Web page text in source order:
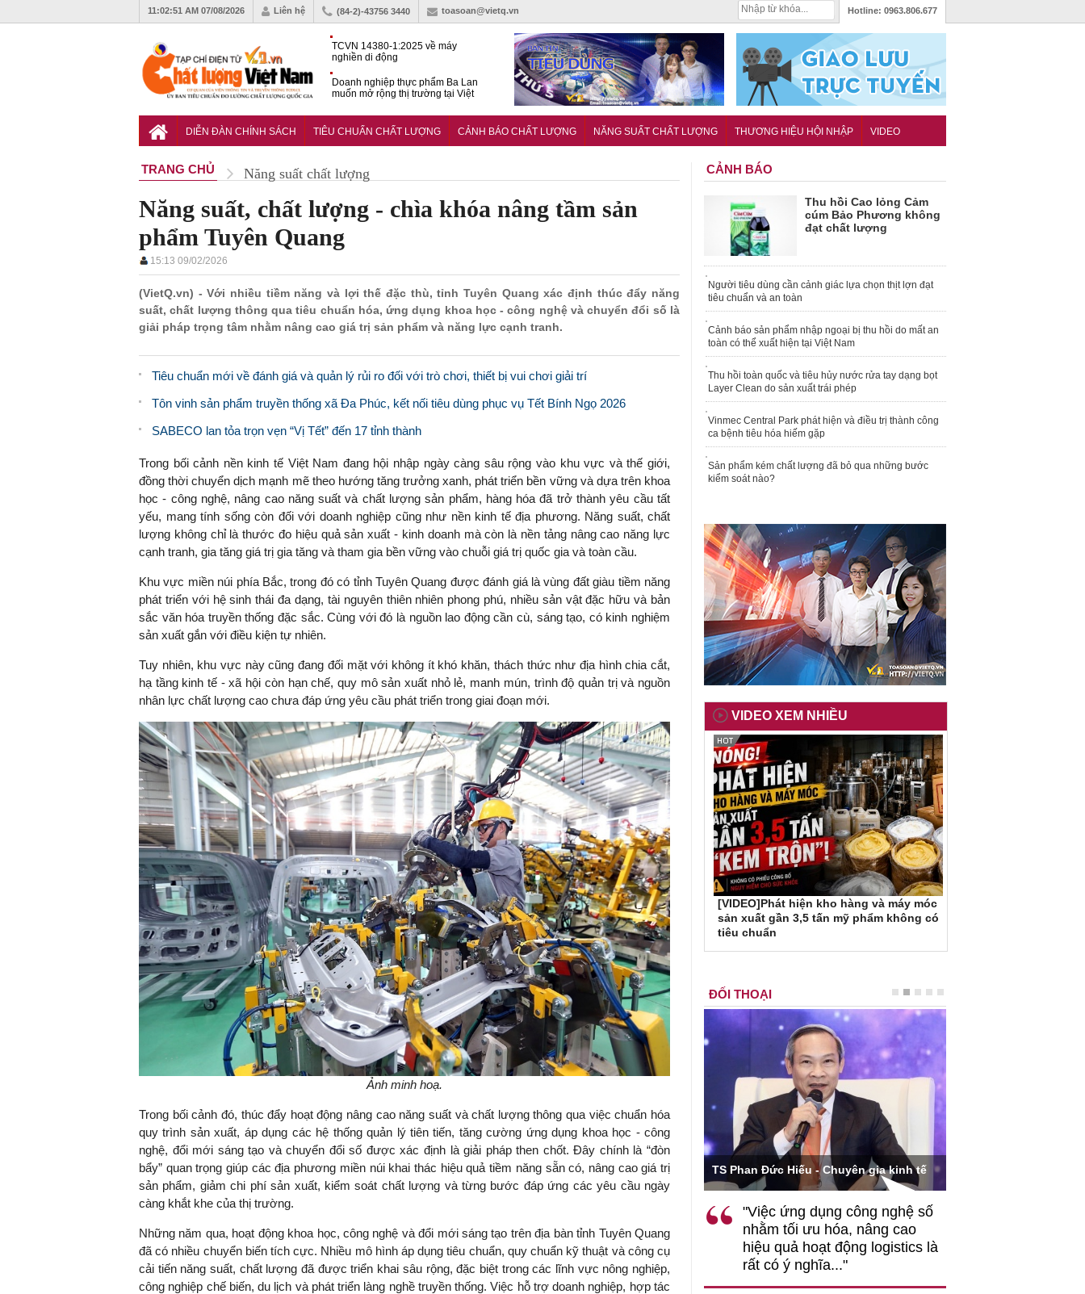
11:02:52 AM 07/08/2026 Liên hệ (84-2)-43756 3440 toasoan@vietq.vn Hotline: 0963.806.677
TCVN 14380-1:2025 về máy
nghiền di động
Doanh nghiệp thực phẩm Ba Lan
muốn mở rộng thị trường tại Việt
nghiệp chinh phục thị trường halal
DIỄN ĐÀN CHÍNH SÁCH TIÊU CHUẨN CHẤT LƯỢNG CẢNH BÁO CHẤT LƯỢNG NĂNG SUẤT CHẤT LƯỢNG THƯƠNG HIỆU HỘI NHẬP VIDEO
TRANG CHỦ Năng suất chất lượng
Năng suất, chất lượng - chìa khóa nâng tầm sản
phẩm Tuyên Quang
15:13 09/02/2026
(VietQ.vn) - Với nhiều tiềm năng và lợi thế đặc thù, tỉnh Tuyên Quang xác định thúc đẩy năng
suất, chất lượng thông qua tiêu chuẩn hóa, ứng dụng khoa học - công nghệ và chuyển đổi số là
giải pháp trọng tâm nhằm nâng cao giá trị sản phẩm và năng lực cạnh tranh.
Tiêu chuẩn mới về đánh giá và quản lý rủi ro đối với trò chơi, thiết bị vui chơi giải trí
Tôn vinh sản phẩm truyền thống xã Đa Phúc, kết nối tiêu dùng phục vụ Tết Bính Ngọ 2026
SABECO lan tỏa trọn vẹn “Vị Tết” đến 17 tỉnh thành
Trong bối cảnh nền kinh tế Việt Nam đang hội nhập ngày càng sâu rộng vào khu vực và thế giới,
đồng thời chuyển dịch mạnh mẽ theo hướng tăng trưởng xanh, phát triển bền vững và dựa trên khoa
học - công nghệ, nâng cao năng suất và chất lượng sản phẩm, hàng hóa đã trở thành yêu cầu tất
yếu, mang tính sống còn đối với doanh nghiệp cũng như nền kinh tế địa phương. Năng suất, chất
lượng không chỉ là thước đo hiệu quả sản xuất - kinh doanh mà còn là nền tảng nâng cao năng lực
cạnh tranh, gia tăng giá trị gia tăng và tham gia bền vững vào chuỗi giá trị quốc gia và toàn cầu.
Khu vực miền núi phía Bắc, trong đó có tỉnh Tuyên Quang được đánh giá là vùng đất giàu tiềm năng
phát triển với hệ sinh thái đa dạng, tài nguyên thiên nhiên phong phú, nhiều sản vật đặc hữu và bản
sắc văn hóa truyền thống đặc sắc. Cùng với đó là nguồn lao động cần cù, sáng tạo, có kinh nghiệm
sản xuất gắn với điều kiện tự nhiên.
Tuy nhiên, khu vực này cũng đang đối mặt với không ít khó khăn, thách thức như địa hình chia cắt,
hạ tầng kinh tế - xã hội còn hạn chế, quy mô sản xuất nhỏ lẻ, manh mún, trình độ quản trị và nguồn
nhân lực chất lượng cao chưa đáp ứng yêu cầu phát triển trong giai đoạn mới.
Ảnh minh hoạ.
Trong bối cảnh đó, thúc đẩy hoạt động nâng cao năng suất và chất lượng thông qua việc chuẩn hóa
quy trình sản xuất, áp dụng các hệ thống quản lý tiên tiến, tăng cường ứng dụng khoa học - công
nghệ, đổi mới sáng tạo và chuyển đổi số được xác định là giải pháp then chốt. Đây chính là “đòn
bẩy” quan trọng giúp các địa phương miền núi khai thác hiệu quả tiềm năng sẵn có, nâng cao giá trị
sản phẩm, giảm chi phí sản xuất, kiểm soát chất lượng và từng bước đáp ứng các yêu cầu ngày
càng khắt khe của thị trường.
Những năm qua, hoạt động khoa học, công nghệ và đổi mới sáng tạo trên địa bàn tỉnh Tuyên Quang
đã có nhiều chuyển biến tích cực. Nhiều mô hình áp dụng tiêu chuẩn, quy chuẩn kỹ thuật và công cụ
cải tiến năng suất, chất lượng đã được triển khai sâu rộng, đặc biệt trong các lĩnh vực nông nghiệp,
công nghiệp chế biến, du lịch và phát triển làng nghề truyền thống. Việc hỗ trợ doanh nghiệp, hợp tác
CẢNH BÁO
Thu hồi Cao lỏng Cảm
cúm Bảo Phương không
đạt chất lượng
Người tiêu dùng cần cảnh giác lựa chọn thịt lợn đạt
tiêu chuẩn và an toàn
Cảnh báo sản phẩm nhập ngoại bị thu hồi do mất an
toàn có thể xuất hiện tại Việt Nam
Thu hồi toàn quốc và tiêu hủy nước rửa tay dạng bọt
Layer Clean do sản xuất trái phép
Vinmec Central Park phát hiện và điều trị thành công
ca bệnh tiêu hóa hiếm gặp
Sản phẩm kém chất lượng đã bỏ qua những bước
kiểm soát nào?
VIDEO XEM NHIỀU
[VIDEO]Phát hiện kho hàng và máy móc
sản xuất gần 3,5 tấn mỹ phẩm không có
tiêu chuẩn
ĐỐI THOẠI
TS. Nguyễn Đức Độ - Phó Viện trưởng
Viện Kinh tế Tài chính
"Có rất nhiều việc phải làm
ngay từ bây giờ và trên thực tế
đang được tiến hành như tăng
đầu tư cho khoa học công
nghệ; ban hành các cơ chế
sách tài khóa không chỉ mang ý
nghĩa hỗ trợ ngắn hạn mà còn
đóng vai trò tạo nền tảng cho
tăng trưởng bền vững dài hạn.
TS Phan Đức Hiếu - Chuyên gia kinh tế
"Việc ứng dụng công nghệ số
nhằm tối ưu hóa, nâng cao
hiệu quả hoạt động logistics là
rất có ý nghĩa..."